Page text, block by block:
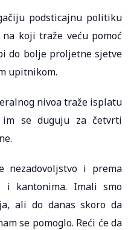
podsticajnu politiku
koji traže veću pomoć
do bolje proljetne sjetve
upitnikom.
nivoa traže isplatu
im se duguju za četvrti
nezadovoljstvo i prema
kantonima. Imali smo
ali do danas skoro da
se pomoglo. Reći će da